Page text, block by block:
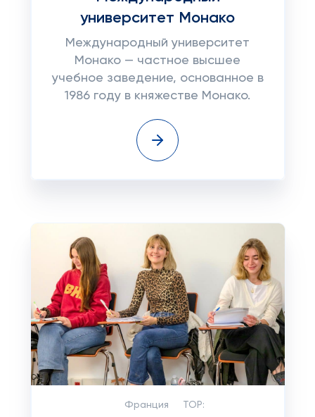
университет Монако
Международный университет
Монако — частное высшее
учебное заведение, основанное в
1986 году в княжестве Монако.
Франция TOP: